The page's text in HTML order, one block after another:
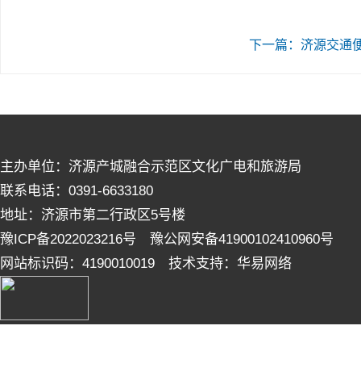
下一篇：济源交通
主办单位：济源产城融合示范区文化广电和旅游局
联系电话：0391-6633180
地址：济源市第二行政区5号楼
豫ICP备2022023216号 豫公网安备41900102410960号
网站标识码：4190010019 技术支持：华易网络